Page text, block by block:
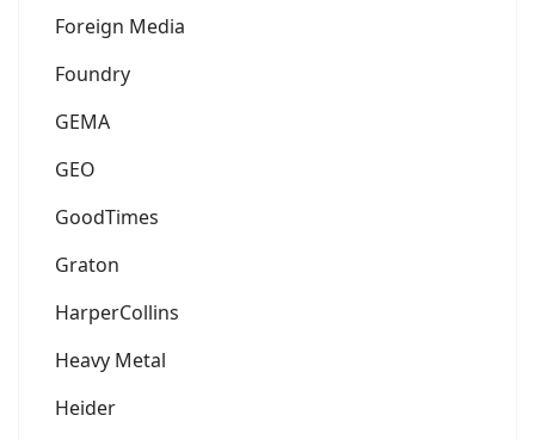
Foreign Media
Foundry
GEMA
GEO
GoodTimes
Graton
HarperCollins
Heavy Metal
Heider